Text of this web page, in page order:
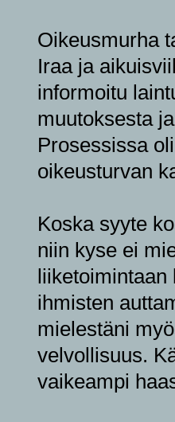
Oikeusmurha
Iraa ja
informoitu
muutoksesta
Prosessissa
oikeusturvan
Koska syyte
niin kyse ei
ihmisten
mielestäni
velvollisuus.
vaikeampi